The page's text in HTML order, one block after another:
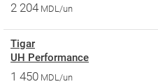
2 204 MDL/un
Tigar
UH Performance
1 450 MDL/un